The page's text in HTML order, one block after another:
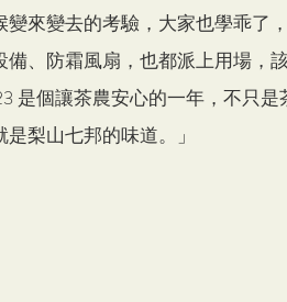
變來變去的考驗，大家也學乖了
、防霜風扇，也都派上用場，該
是個讓茶農安心的一年，不只
梨山七邦的味道。」